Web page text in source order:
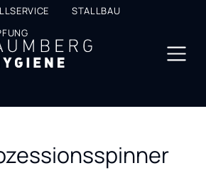
STALLBAU